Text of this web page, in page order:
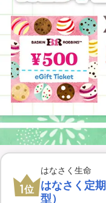
1位
はなさく生命
はなさく定
型）